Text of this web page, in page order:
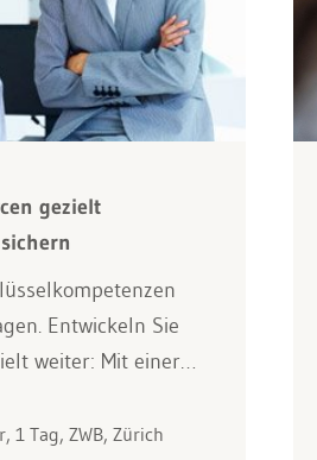
gezielt
Entwickeln Sie
weiter: Mit einer…
1 Tag, ZWB, Zürich